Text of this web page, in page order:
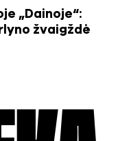
„Dainoje“:
žvaigždė